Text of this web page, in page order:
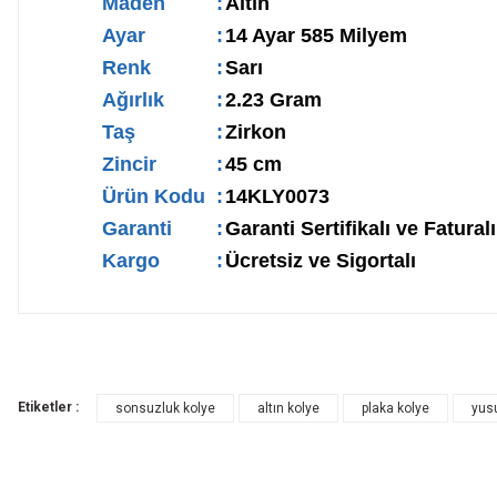
Ayar
: 14 Ayar 585 Milyem
Renk
:Sarı
Ağırlık
:2.23 Gram
Taş
:Zirkon
Zincir
:45 cm
Ürün Kodu : 14KLY0073
Garanti
:Garanti Sertifikalı ve Faturalı
Kargo
: Ücretsiz ve Sigortalı
Etiketler : sonsuzluk kolye altın kolye plaka kolye